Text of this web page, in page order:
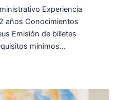
Experiencia
años Conocimientos
Emisión de billetes
mínimos…